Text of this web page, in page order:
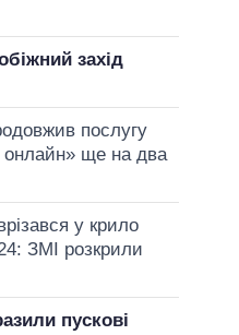
захід
послугу
ще на два
у крило
ЗМІ розкрили
пускові